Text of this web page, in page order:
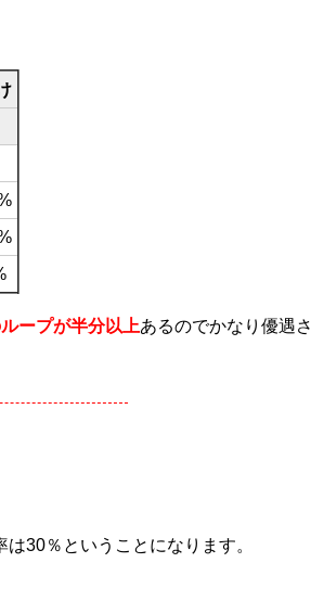
ープが半分以上あるのでかなり優遇さ
30％ということになります。